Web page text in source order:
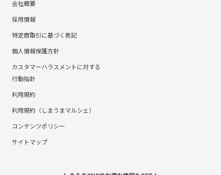
会社概要
採用情報
特定商取引に基づく表記
個人情報保護方針
カスタマーハラスメントに対する
行動指針
利用規約
利用規約（しまうまマルシェ）
コンテンツポリシー
サイトマップ